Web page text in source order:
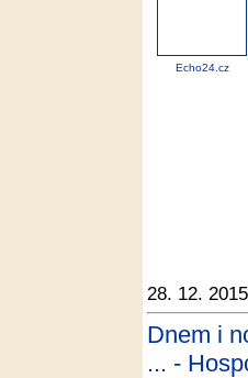
Echo24.cz
28. 12.
Dnem i
... -